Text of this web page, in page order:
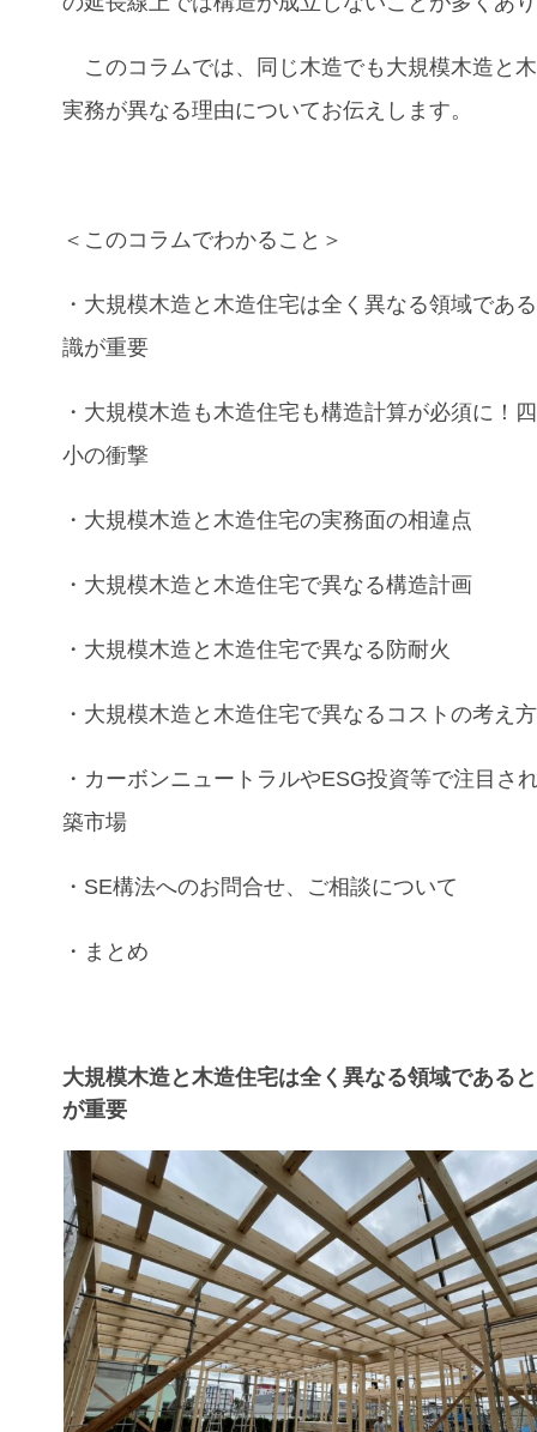
このコラムでは、
同じ木造でも大規模木造と
実務が異なる理由についてお伝えします。
＜このコラムでわかること＞
・ 大規模木造 と 木造住宅は全く異なる領域であ
識が重要
・ 大規模木造 も 木造住宅 も構造計算が必須に！
小の衝撃
・ 大規模木造 と 木造住宅の実務面の相違点
・ 大規模木造 と 木造住宅で異なる構造計画
・ 大規模木造 と 木造住宅で異なる 防耐火
・ 大規模木造 と 木造住宅で異なる コストの考え方
・カーボンニュートラルやESG投資等で注目さ
築市場
・ SE構法へのお問合せ、ご相談について
・まとめ
大規模木造と木造住宅は全く異なる領域である
が重要